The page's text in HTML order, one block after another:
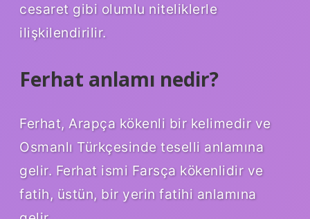
cesaret gibi olumlu niteliklerle
ilişkilendirilir.
Ferhat anlamı nedir?
Ferhat, Arapça kökenli bir kelimedir ve
Osmanlı Türkçesinde teselli anlamına
gelir. Ferhat ismi Farsça kökenlidir ve
fatih, üstün, bir yerin fatihi anlamına